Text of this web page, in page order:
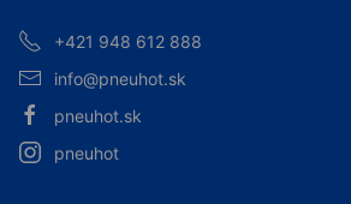
+421 948 612 888
info@pneuhot.sk
pneuhot.sk
pneuhot